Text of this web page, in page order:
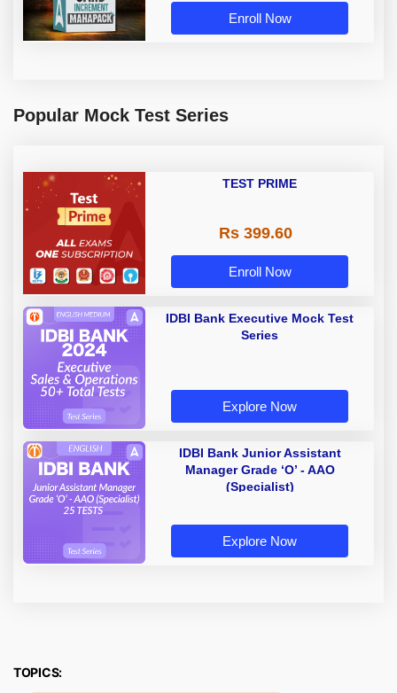
Enroll Now
Popular Mock Test Series
TEST PRIME
Rs 399.60
Enroll Now
IDBI Bank Executive Mock Test
Series
Explore Now
IDBI Bank Junior Assistant
Manager Grade ‘O’ - AAO
(Specialist)
Explore Now
TOPICS: